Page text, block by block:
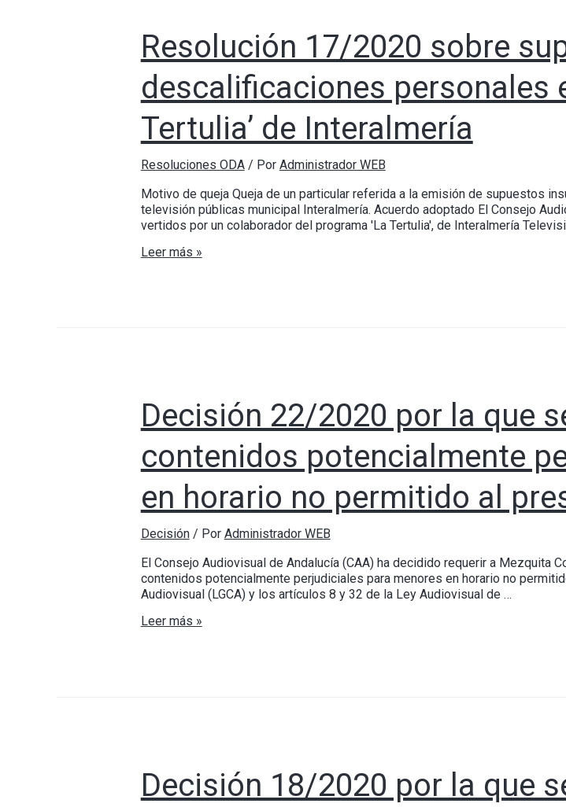
Resolución 17/2020 sobre
descalificaciones personales
Tertulia’ de Interalmería
Resoluciones ODA/ Por Administrador WEB
Motivo de queja Queja de un particular referida a la emisión de supuestos
televisión públicas municipal Interalmería. Acuerdo adoptado El Consejo
vertidos por un colaborador del programa 'La Tertulia', de Interalmería
Leer más »
Decisión 22/2020 por la que
contenidos potencialmente
en horario no permitido al
Decisión/ Por Administrador WEB
El Consejo Audiovisual de Andalucía (CAA) ha decidido requerir a Mezquita
contenidos potencialmente perjudiciales para menores en horario no
Audiovisual (LGCA) y los artículos 8 y 32 de la Ley Audiovisual de …
Leer más »
Decisión 18/2020 por la que